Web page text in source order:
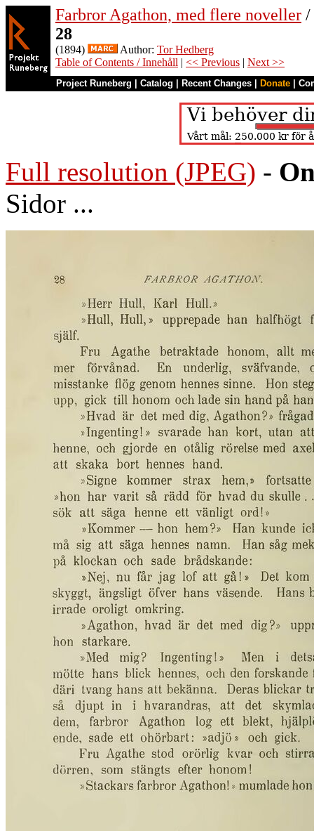
Farbror Agathon, med flere noveller /
28
(1894) Author: Tor Hedberg
Table of Contents / Innehåll | << Previous | Next >>
Project Runeberg Catalog Recent Changes Donate
Full resolution (JPEG) -
Sidor ...